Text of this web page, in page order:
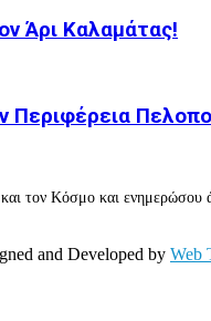
Άρι Καλαμάτας!
Περιφέρεια
τον Κόσμο και ενημερώσου
and Developed by Web